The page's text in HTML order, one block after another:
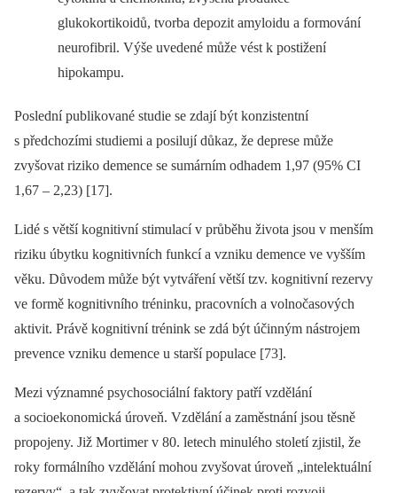
glukokortikoidů, tvorba depozit amyloidu a formování
neurofibril. Výše uvedené může vést k postižení
hipokampu.
Poslední publikované studie se zdají být konzistentní
s předchozími studiemi a posilují důkaz, že deprese může
zvyšovat riziko demence se sumárním odhadem 1,97 (95% CI
1,67 –⁠ 2,23) [17].
Lidé s větší kognitivní stimulací v průběhu života jsou v menším
riziku úbytku kognitivních funkcí a vzniku demence ve vyšším
věku. Důvodem může být vytváření větší tzv. kognitivní rezervy
ve formě kognitivního tréninku, pracovních a volnočasových
aktivit. Právě kognitivní trénink se zdá být účinným nástrojem
prevence vzniku demence u starší populace [73].
Mezi významné psychosociální faktory patří vzdělání
a socioekonomická úroveň. Vzdělání a zaměstnání jsou těsně
propojeny. Již Mortimer v 80. letech minulého století zjistil, že
roky formálního vzdělání mohou zvyšovat úroveň „intelektuální